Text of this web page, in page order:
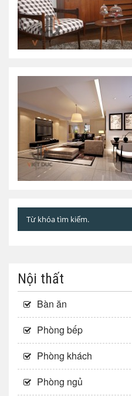
Nội thất
Bàn ăn
Phòng bếp
Phòng khách
Phòng ngủ